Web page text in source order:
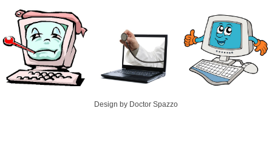
Design by Doctor Spazzo